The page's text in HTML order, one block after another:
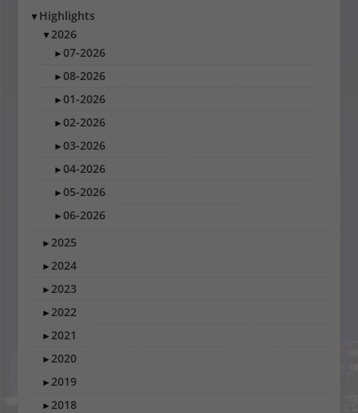
▼ Highlights
▼2026
►07-2026
►08-2026
►01-2026
►02-2026
►03-2026
►04-2026
►05-2026
►06-2026
►2025
►2024
►2023
►2022
►2021
►2020
►2019
►2018